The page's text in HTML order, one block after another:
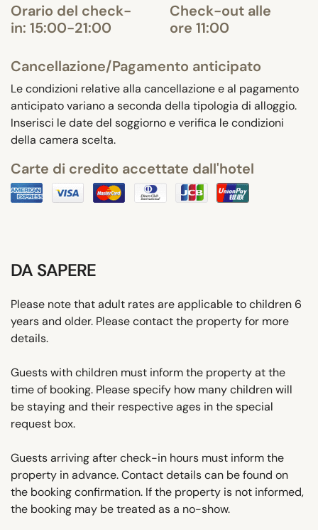
Orario del check-
in: 15:00-21:00
Check-out alle
ore 11:00
Cancellazione/Pagamento anticipato
Le condizioni relative alla cancellazione e al pagamento
anticipato variano a seconda della tipologia di alloggio.
Inserisci le date del soggiorno e verifica le condizioni
della camera scelta.
Carte di credito accettate dall'hotel
DA SAPERE
Please note that adult rates are applicable to children 6
years and older. Please contact the property for more
details.
Guests with children must inform the property at the
time of booking. Please specify how many children will
be staying and their respective ages in the special
request box.
Guests arriving after check-in hours must inform the
property in advance. Contact details can be found on
the booking confirmation. If the property is not informed,
the booking may be treated as a no-show.